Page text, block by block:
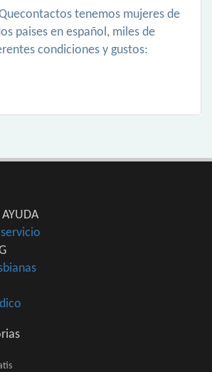
tenemos mujeres de
paises en español, miles de
condiciones y gustos: